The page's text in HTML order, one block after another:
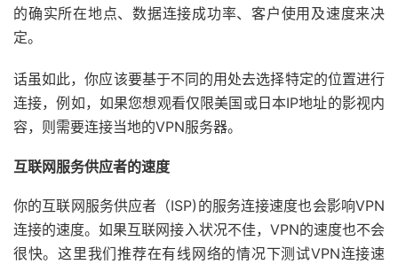
的确实所在地点、数据连接成功率、客户使用及速度来决
定。
话虽如此，你应该要基于不同的用处去选择特定的位置进行
连接，例如，如果您想观看仅限美国或日本IP地址的影视内
容，则需要连接当地的VPN服务器。
互联网服务供应者的速度
你的互联网服务供应者（ISP)的服务连接速度也会影响VPN
连接的速度。如果互联网接入状况不佳，VPN的速度也不会
很快。这里我们推荐在有线网络的情况下测试VPN连接速